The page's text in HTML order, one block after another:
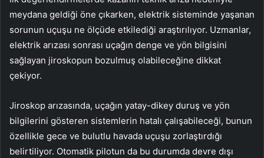
meydana geldiği öne çıkarken, elektrik sisteminde yaşanan
sorunun uçuşu ne ölçüde etkilediği araştırılıyor. Uzmanlar,
elektrik arızası sonrası uçağın denge ve yön bilgisini
sağlayan jiroskopun bozulmuş olabileceğine dikkat
çekiyor.
Jiroskop arızasında, uçağın yatay-dikey duruş ve yön
bilgilerini gösteren sistemlerin hatalı çalışabileceği, bunun
özellikle gece ve bulutlu havada uçuşu zorlaştırdığı
belirtiliyor. Otomatik pilotun da bu durumda devre dışı